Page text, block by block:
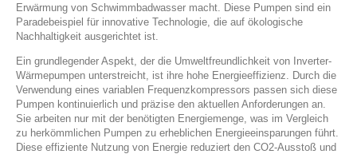
Erwärmung von Schwimmbadwasser macht. Diese Pumpen sind ein
Paradebeispiel für innovative Technologie, die auf ökologische
Nachhaltigkeit ausgerichtet ist.
Ein grundlegender Aspekt, der die Umweltfreundlichkeit von Inverter-
Wärmepumpen unterstreicht, ist ihre hohe Energieeffizienz. Durch die
Verwendung eines variablen Frequenzkompressors passen sich diese
Pumpen kontinuierlich und präzise den aktuellen Anforderungen an.
Sie arbeiten nur mit der benötigten Energiemenge, was im Vergleich
zu herkömmlichen Pumpen zu erheblichen Energieeinsparungen führt.
Diese effiziente Nutzung von Energie reduziert den CO2-Ausstoß und